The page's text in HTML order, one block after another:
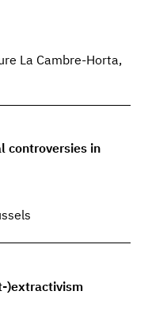
La Cambre-Horta,
controversies in
)extractivism